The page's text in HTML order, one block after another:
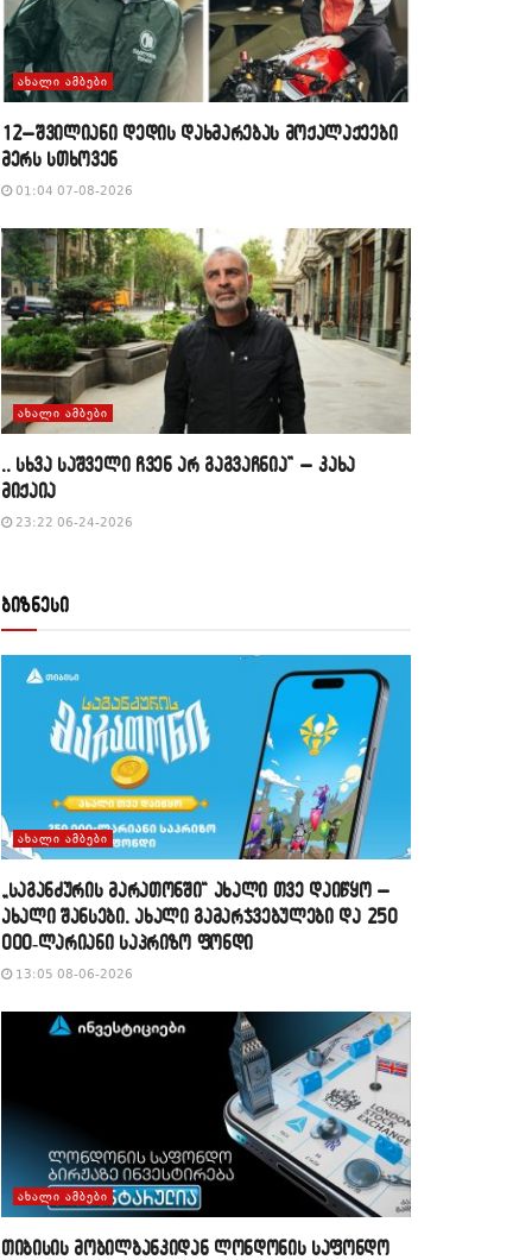
ᲐᲮᲐᲚᲘ ᲐᲛᲑᲔᲑᲘ
12–შვილიანი დედის დახმარებას მოქალაქეები
მერს სთხოვენ
01:04 07-08-2026
ᲐᲮᲐᲚᲘ ᲐᲛᲑᲔᲑᲘ
,, სხვა საშველი ჩვენ არ გაგვაჩნია” – კახა
მიქაია
23:22 06-24-2026
ბიზნესი
ᲐᲮᲐᲚᲘ ᲐᲛᲑᲔᲑᲘ
„საგანძურის მარათონში“ ახალი თვე დაიწყო –
ახალი შანსები, ახალი გამარჯვებულები და 250
000-ლარიანი საპრიზო ფონდი
13:05 08-06-2026
ᲐᲮᲐᲚᲘ ᲐᲛᲑᲔᲑᲘ
თიბისის მობილბანკიდან ლონდონის საფონდო